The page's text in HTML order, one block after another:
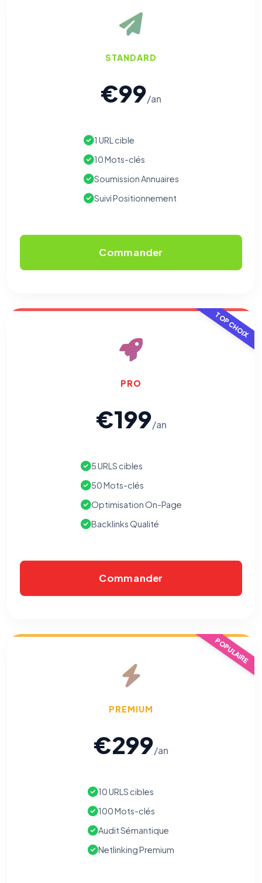
STANDARD
€99/an
1 URL cible
10 Mots-clés
Soumission Annuaires
Suivi Positionnement
Commander
TOP CHOIX
PRO
€199/an
5 URLS cibles
50 Mots-clés
Optimisation On-Page
Backlinks Qualité
Commander
POPULAIRE
PREMIUM
€299/an
10 URLS cibles
100 Mots-clés
Audit Sémantique
Netlinking Premium
Nous aident à comprendre comment vous utilisez le site
(pages visitées, durée de visite) pour l'améliorer. Données
Cookies marketing
Traceurs des courriels
Les e-mails peuvent contenir un pixel d'ouverture et des liens
traçants (Art. 82 loi Informatique et Libertés ; recommandation CNIL
pixels 2026 / FAQ juillet 2026).Ce suivi n'est pas géré par ce
écrivez àcontact@logicielreferencement.com. Détail :Politique de